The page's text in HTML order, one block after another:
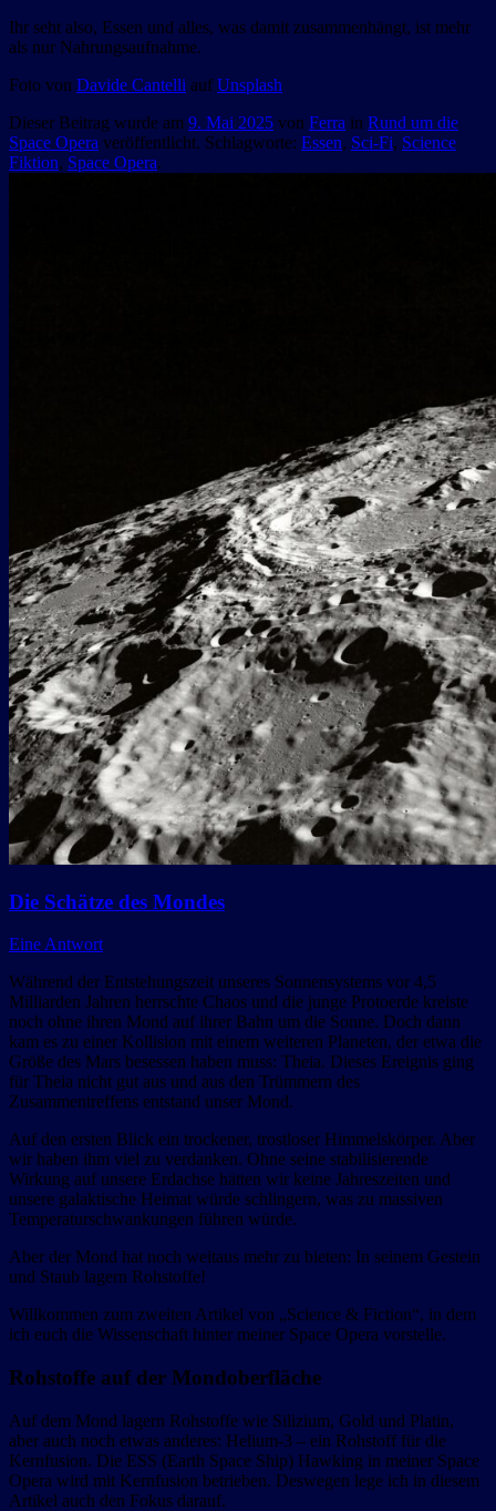
Ihr seht also, Essen und alles, was damit zusammenhängt, ist mehr
als nur Nahrungsaufnahme.
Foto von Davide Cantelli auf Unsplash
Dieser Beitrag wurde am 9. Mai 2025 von Ferra in Rund um die
Space Opera veröffentlicht. Schlagworte: Essen, Sci-Fi, Science
Fiktion, Space Opera.
Die Schätze des Mondes
Eine Antwort
Während der Entstehungszeit unseres Sonnensystems vor 4,5
Milliarden Jahren herrschte Chaos und die junge Protoerde kreiste
noch ohne ihren Mond auf ihrer Bahn um die Sonne. Doch dann
kam es zu einer Kollision mit einem weiteren Planeten, der etwa die
Größe des Mars besessen haben muss: Theia. Dieses Ereignis ging
für Theia nicht gut aus und aus den Trümmern des
Zusammentreffens entstand unser Mond.
Auf den ersten Blick ein trockener, trostloser Himmelskörper. Aber
wir haben ihm viel zu verdanken. Ohne seine stabilisierende
Wirkung auf unsere Erdachse hätten wir keine Jahreszeiten und
unsere galaktische Heimat würde schlingern, was zu massiven
Temperaturschwankungen führen würde.
Aber der Mond hat noch weitaus mehr zu bieten: In seinem Gestein
und Staub lagern Rohstoffe!
Willkommen zum zweiten Artikel von „Science & Fiction“, in dem
ich euch die Wissenschaft hinter meiner Space Opera vorstelle.
Rohstoffe auf der Mondoberfläche
Auf dem Mond lagern Rohstoffe wie Silizium, Gold und Platin,
aber auch noch etwas anderes: Helium-3 – ein Rohstoff für die
Kernfusion. Die ESS (Earth Space Ship) Hawking in meiner Space
Opera wird mit Kernfusion betrieben. Deswegen lege ich in diesem
Artikel auch den Fokus darauf.